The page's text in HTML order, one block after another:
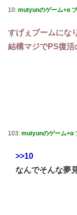
10: mutyunのゲーム+α
すげぇブームにな
結構マジでPS復
103: mutyunのゲーム+α
>>10
なんでそんな夢